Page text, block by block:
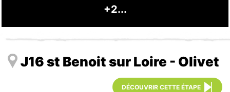
+2...
J16 st Benoit sur Loire - Olivet
DÉCOUVRIR CETTE ÉTAPE